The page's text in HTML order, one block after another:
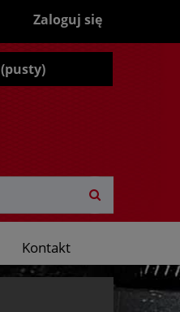
Zaloguj się
(pusty)
Kontakt